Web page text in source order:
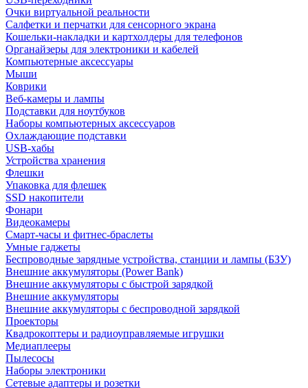
Очки виртуальной реальности
Салфетки и перчатки для сенсорного экрана
Кошельки-накладки и картхолдеры для телефонов
Органайзеры для электроники и кабелей
Компьютерные аксессуары
Мыши
Коврики
Веб-камеры и лампы
Подставки для ноутбуков
Наборы компьютерных аксессуаров
Охлаждающие подставки
USB-хабы
Устройства хранения
Флешки
Упаковка для флешек
SSD накопители
Фонари
Видеокамеры
Смарт-часы и фитнес-браслеты
Умные гаджеты
Беспроводные зарядные устройства, станции и лампы (БЗУ)
Внешние аккумуляторы (Power Bank)
Внешние аккумуляторы с быстрой зарядкой
Внешние аккумуляторы
Внешние аккумуляторы с беспроводной зарядкой
Проекторы
Квадрокоптеры и радиоуправляемые игрушки
Медиаплееры
Пылесосы
Наборы электроники
Сетевые адаптеры и розетки